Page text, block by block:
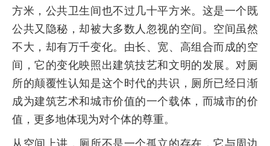
方米，公共卫生间也不过几十平方米。这是一个既
公共又隐秘，却被大多数人忽视的空间。空间虽然
不大，却有万千变化。由长、宽、高组合而成的空
间，它的变化映照出建筑技艺和文明的发展。对厕
所的颠覆性认知是这个时代的共识，厕所已经日渐
成为建筑艺术和城市价值的一个载体，而城市的价
值，更多地体现为对个体的尊重。
从空间上讲，厕所不是一个孤立的存在，它与周边